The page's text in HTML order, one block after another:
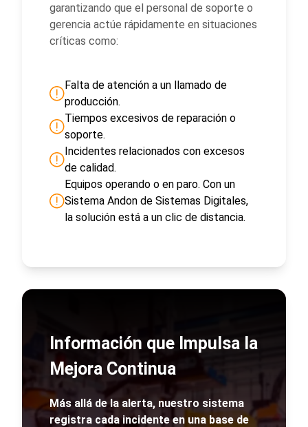
garantizando que el personal de soporte o
gerencia actúe rápidamente en situaciones
críticas como:
Falta de atención a un llamado de
producción.
Tiempos excesivos de reparación o
soporte.
Incidentes relacionados con excesos
de calidad.
Equipos operando o en paro. Con un
Sistema Andon de Sistemas Digitales,
la solución está a un clic de distancia.
Información que Impulsa la
Mejora Continua
Más allá de la alerta, nuestro sistema
registra cada incidente en una base de